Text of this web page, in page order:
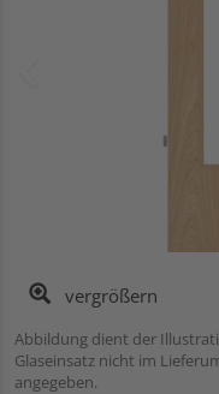
vergrößern
Abbildung dient der
Glaseinsatz nicht im
angegeben.